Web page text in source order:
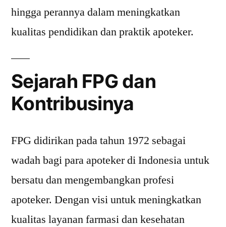
hingga perannya dalam meningkatkan
kualitas pendidikan dan praktik apoteker.
Sejarah FPG dan
Kontribusinya
FPG didirikan pada tahun 1972 sebagai
wadah bagi para apoteker di Indonesia untuk
bersatu dan mengembangkan profesi
apoteker. Dengan visi untuk meningkatkan
kualitas layanan farmasi dan kesehatan